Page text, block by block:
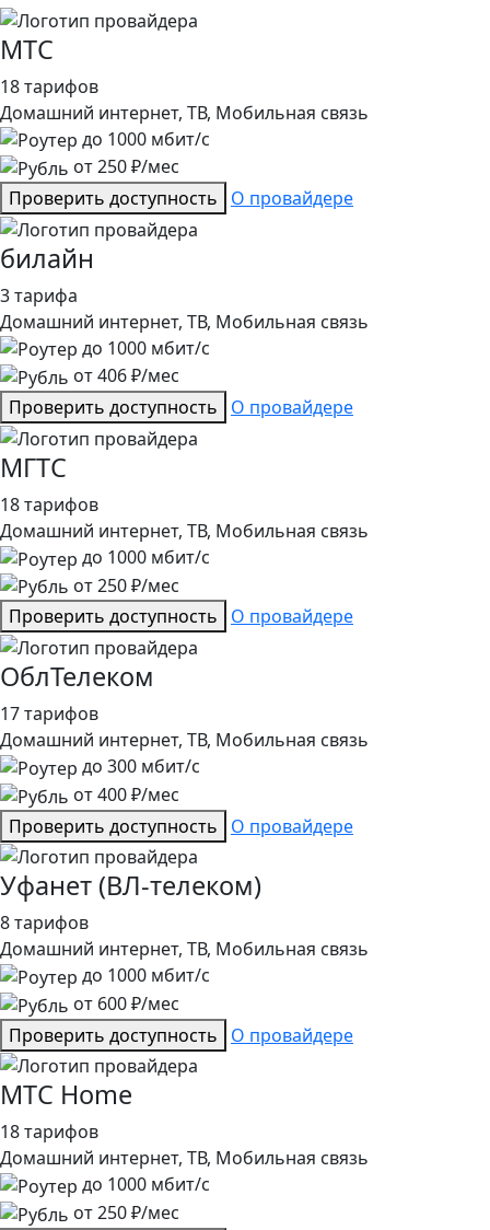
МТС
18 тарифов
Домашний интернет, ТВ, Мобильная связь
до 1000 мбит/с
от250₽/мес
Проверить доступность
О провайдере
билайн
3 тарифа
Домашний интернет, ТВ, Мобильная связь
до 1000 мбит/с
от406₽/мес
Проверить доступность
О провайдере
МГТС
18 тарифов
Домашний интернет, ТВ, Мобильная связь
до 1000 мбит/с
от250₽/мес
Проверить доступность
О провайдере
ОблТелеком
17 тарифов
Домашний интернет, ТВ, Мобильная связь
до 300 мбит/с
от400₽/мес
Проверить доступность
О провайдере
Уфанет (ВЛ-телеком)
8 тарифов
Домашний интернет, ТВ, Мобильная связь
до 1000 мбит/с
от 600₽/мес
Проверить доступность
О провайдере
МТС Home
18 тарифов
Домашний интернет, ТВ, Мобильная связь
до 1000 мбит/с
от250₽/мес